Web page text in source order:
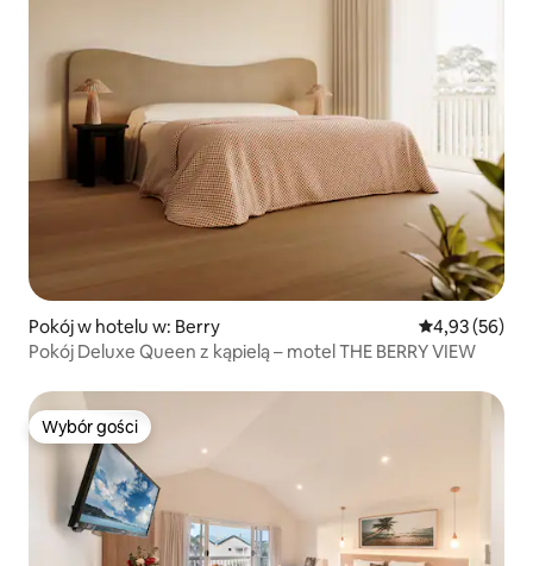
Pokój w hotelu w: Berry Średnia
4,93 (56)
Pokój Deluxe Queen z kąpielą – motel THE BERRY VIEW
Wybór gości
Wybór gości